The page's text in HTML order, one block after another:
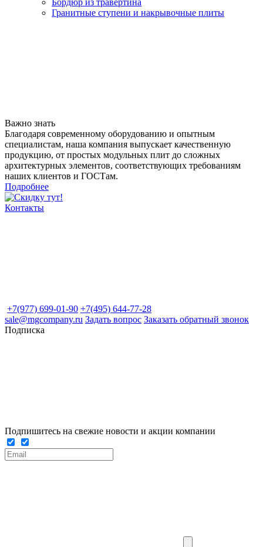
Бордюр из травертина
Гранитные ступени и накрывочные плиты
Важно знать
Благодаря современному оборудованию и опытным
специалистам, наша компания выпускает качественную
продукцию, от простых модульных плит до сложных
архитектурных элементов, соответствующих требованиям
наших клиентов и ГОСТам.
Подробнее
Контакты
+7(977) 699-01-90 +7(495) 644-77-28
sale@mgcompany.ru Задать вопрос Заказать обратный звонок
Подписка
Подпишитесь на свежие новости и акции компании